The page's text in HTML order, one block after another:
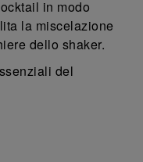
in modo
la miscelazione
dello shaker.
del